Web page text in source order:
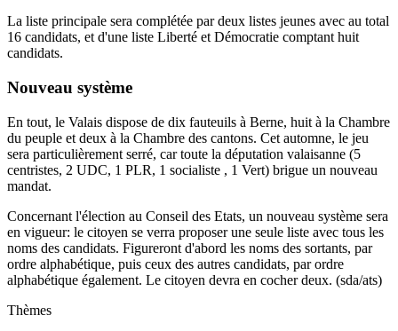
La liste principale sera complétée par deux listes jeunes avec au total
16 candidats, et d'une liste Liberté et Démocratie comptant huit
candidats.
Nouveau système
En tout, le Valais dispose de dix fauteuils à Berne, huit à la Chambre
du peuple et deux à la Chambre des cantons. Cet automne, le jeu
sera particulièrement serré, car toute la députation valaisanne (5
centristes, 2 UDC, 1 PLR, 1 socialiste , 1 Vert) brigue un nouveau
mandat.
Concernant l'élection au Conseil des Etats, un nouveau système sera
en vigueur: le citoyen se verra proposer une seule liste avec tous les
noms des candidats. Figureront d'abord les noms des sortants, par
ordre alphabétique, puis ceux des autres candidats, par ordre
alphabétique également. Le citoyen devra en cocher deux. (sda/ats)
Thèmes